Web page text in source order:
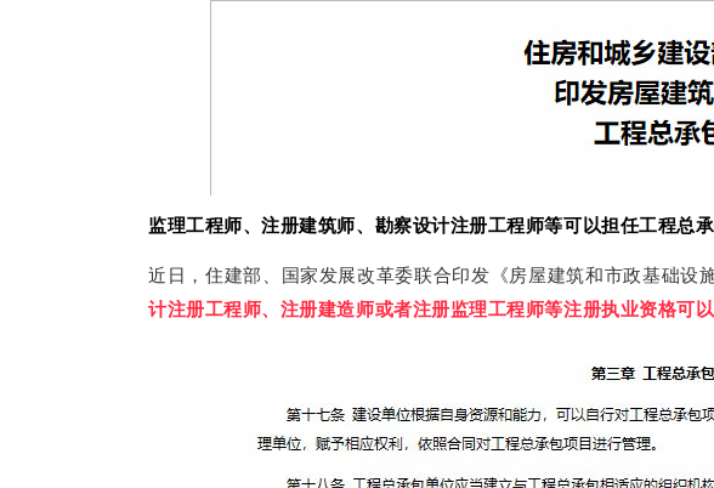
监理工程师、注册建筑师、勘察设计注册工程师等可以担任工程总
近日，住建部、国家发展改革委联合印发《房屋建筑和市政基础设
计注册工程师、注册建造师或者注册监理工程师等注册执业资格可